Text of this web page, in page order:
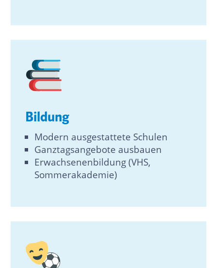
Bildung
Modern ausgestattete Schulen
Ganztagsangebote ausbauen
Erwachsenenbildung (VHS,
Sommerakademie)